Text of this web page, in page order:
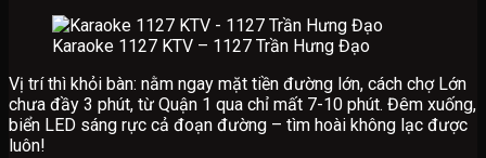
Karaoke 1127 KTV – 1127 Trần Hưng Đạo
Vị trí thì khỏi bàn: nằm ngay mặt tiền đường lớn, cách chợ Lớn
chưa đầy 3 phút, từ Quận 1 qua chỉ mất 7-10 phút. Đêm xuống,
biển LED sáng rực cả đoạn đường – tìm hoài không lạc được
luôn!